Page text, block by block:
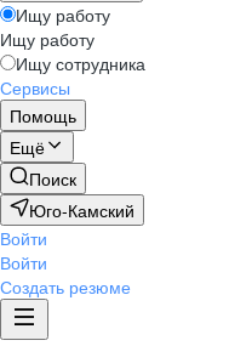
Ищу работу
Ищу работу
Ищу сотрудника
Сервисы
Помощь
Ещё
Поиск
Юго-Камский
Войти
Войти
Создать резюме